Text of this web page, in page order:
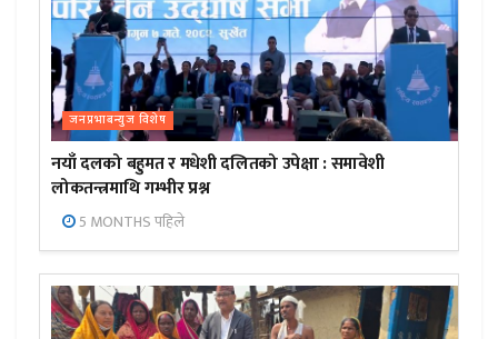
जनप्रभाबन्युज विशेष
नयाँ दलको बहुमत र मधेशी दलितको उपेक्षा : समावेशी
लोकतन्त्रमाथि गम्भीर प्रश्न
5 MONTHS पहिले